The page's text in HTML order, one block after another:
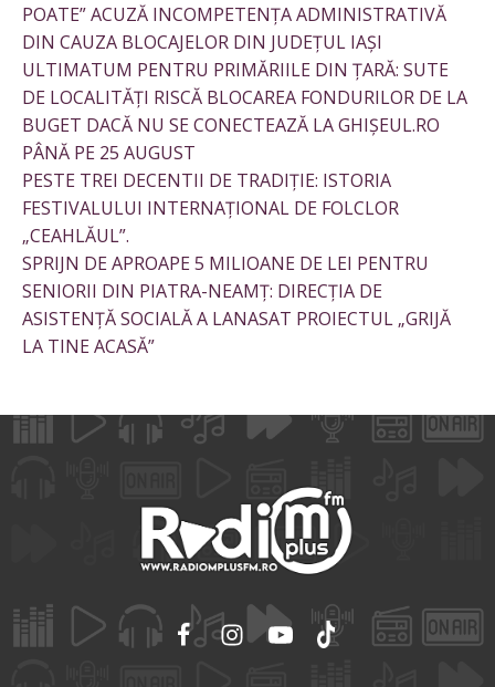
POATE” ACUZĂ INCOMPETENȚA ADMINISTRATIVĂ
DIN CAUZA BLOCAJELOR DIN JUDEȚUL IAȘI
ULTIMATUM PENTRU PRIMĂRIILE DIN ȚARĂ: SUTE
DE LOCALITĂȚI RISCĂ BLOCAREA FONDURILOR DE LA
BUGET DACĂ NU SE CONECTEAZĂ LA GHIȘEUL.RO
PÂNĂ PE 25 AUGUST
PESTE TREI DECENTII DE TRADIȚIE: ISTORIA
FESTIVALULUI INTERNAȚIONAL DE FOLCLOR
„CEAHLĂUL”.
SPRIJN DE APROAPE 5 MILIOANE DE LEI PENTRU
SENIORII DIN PIATRA-NEAMȚ: DIRECȚIA DE
ASISTENȚĂ SOCIALĂ A LANASAT PROIECTUL „GRIJĂ
LA TINE ACASĂ”